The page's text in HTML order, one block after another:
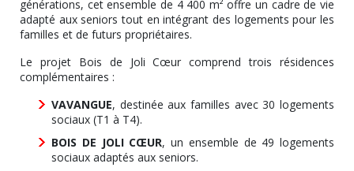
générations, cet ensemble de 4 400 m² offre un cadre de vie
adapté aux seniors tout en intégrant des logements pour les
familles et de futurs propriétaires.
Le projet Bois de Joli Cœur comprend trois résidences
complémentaires :
VAVANGUE, destinée aux familles avec 30 logements
sociaux (T1 à T4).
BOIS DE JOLI CŒUR, un ensemble de 49 logements
sociaux adaptés aux seniors.